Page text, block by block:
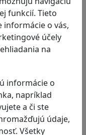
funkcií. Tieto
informácie o vás,
účely
na
informácie o
napríklad
a či ste
údaje,
Všetky
a zároveň…
iba